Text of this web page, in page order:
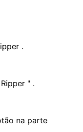
.
" .
na parte